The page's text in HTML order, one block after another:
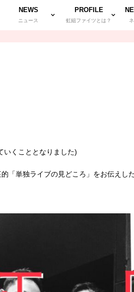
NEWS
ニュース
PROFILE
虹組ファイツとは？
いくこととなりました)
「単独ライブの見どころ」をお伝えし